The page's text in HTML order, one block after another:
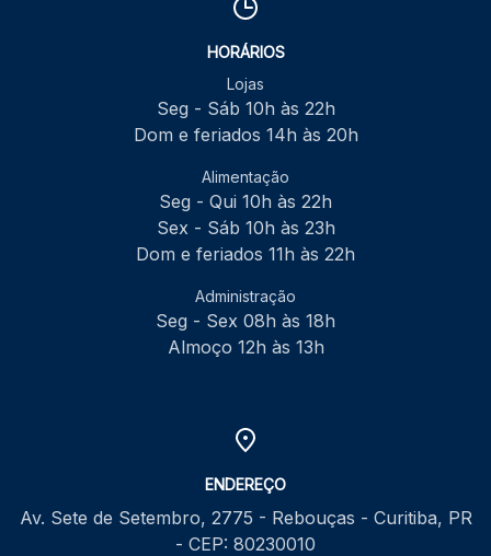
HORÁRIOS
Lojas
Seg - Sáb 10h às 22h
Dom e feriados 14h às 20h
Alimentação
Seg - Qui 10h às 22h
Sex - Sáb 10h às 23h
Dom e feriados 11h às 22h
Administração
Seg - Sex 08h às 18h
Almoço 12h às 13h
ENDEREÇO
Av. Sete de Setembro, 2775 - Rebouças - Curitiba, PR
- CEP: 80230010